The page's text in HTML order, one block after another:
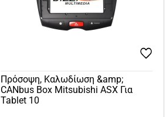
Πρόσοψη, Καλωδίωση &amp;
CANbus Box Mitsubishi ASX Για
Tablet 10